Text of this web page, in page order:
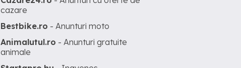
cazare
Bestbike.ro - Anunturi moto
Animalutul.ro - Anunturi gratuite
animale